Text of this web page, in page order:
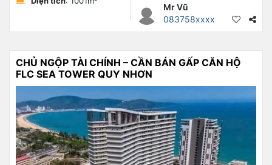
Mr Vũ
083758xxxx
CHỦ NGỘP TÀI CHÍNH – CẦN BÁN GẤP CĂN HỘ
FLC SEA TOWER QUY NHƠN